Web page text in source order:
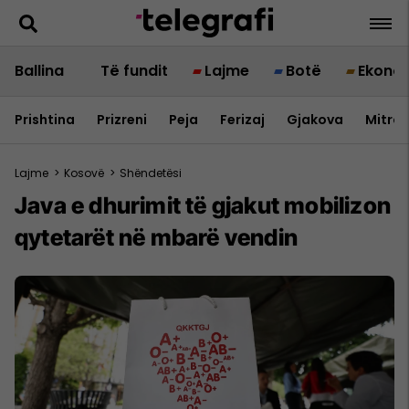
Ballina Të fundit Lajme Botë
Prishtina Prizreni Peja Ferizaj Gjakova
Lajme > Kosovë > Shëndetësi
Java e dhurimit të gjakut mobilizon
qytetarët në mbarë vendin